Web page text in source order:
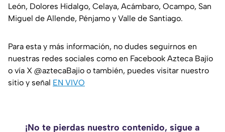
León, Dolores Hidalgo, Celaya, Acámbaro, Ocampo, San
Miguel de Allende, Pénjamo y Valle de Santiago.
Para esta y más información, no dudes seguirnos en
nuestras redes sociales como en Facebook Azteca Bajío
o vía X @aztecaBajio o también, puedes visitar nuestro
sitio y señal EN VIVO
¡No te pierdas nuestro contenido, sigue a